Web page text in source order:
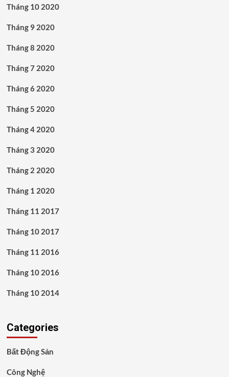
Tháng 10 2020
Tháng 9 2020
Tháng 8 2020
Tháng 7 2020
Tháng 6 2020
Tháng 5 2020
Tháng 4 2020
Tháng 3 2020
Tháng 2 2020
Tháng 1 2020
Tháng 11 2017
Tháng 10 2017
Tháng 11 2016
Tháng 10 2016
Tháng 10 2014
Categories
Bất Động Sản
Công Nghệ